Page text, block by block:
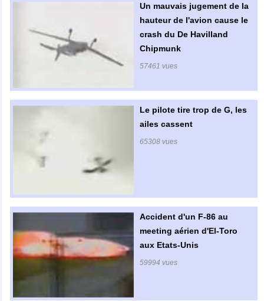
Un mauvais jugement de la
hauteur de l'avion cause le
crash du De Havilland
Chipmunk
57461 vues
Le pilote tire trop de G, les
ailes cassent
65308 vues
Accident d'un F-86 au
meeting aérien d'El-Toro
aux Etats-Unis
59994 vues